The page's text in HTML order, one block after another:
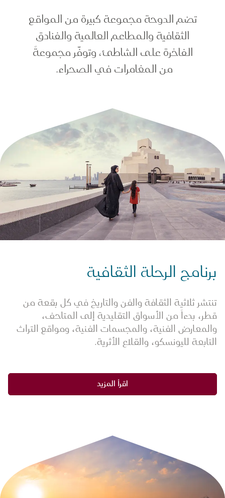
تضم الدوحة مجموعة كبيرة من المواقع
الثقافية والمطاعم العالمية والفنادق
الفاخرة على الشاطئ، وتوفّر مجموعةً
من المغامرات في الصحراء.
برنامج الرحلة الثقافية
تنتشر ثلاثية الثقافة والفن والتاريخ في كل بقعة من
قطر، بدءاً من الأسواق التقليدية إلى المتاحف،
والمعارض الفنية، والمجسمات الفنية، ومواقع التراث
التابعة لليونسكو، والقلاع الأثرية.
اقرأ المزيد